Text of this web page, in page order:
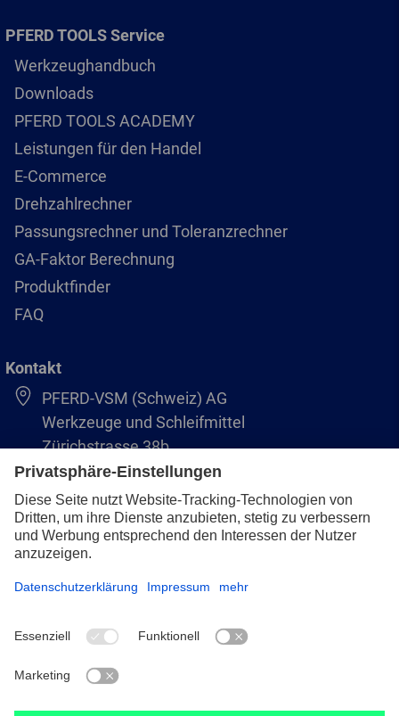
PFERD TOOLS Service
Werkzeughandbuch
Downloads
PFERD TOOLS ACADEMY
Leistungen für den Handel
E-Commerce
Drehzahlrechner
Passungsrechner und Toleranzrechner
GA-Faktor Berechnung
Produktfinder
FAQ
Kontakt
PFERD-VSM (Schweiz) AG
Werkzeuge und Schleifmittel
Zürichstrasse 38b
8306 Brüttisellen
+41 44 805 2828
info@pferd-vsm.ch
Datenschutz
AVB